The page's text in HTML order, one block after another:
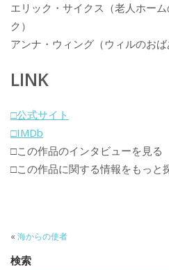
エリック・サイクス（老人ホー
ク）
アンナ・ウィング（ウィルのおば
LINK
□公式サイト
□IMDb
□この作品のインタビューを見る
□この作品に関する情報をもっと
« 海からの使者
検索